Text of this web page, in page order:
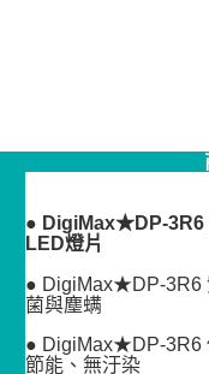
● DigiMax★DP-3R6
LED燈片
● DigiMax★DP-3R6
菌與塵螨
● DigiMax★DP-3R6
節能、無汙染